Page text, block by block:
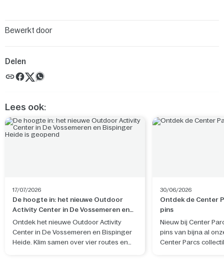
Bewerkt door
Delen
Lees ook:
17/07/2026
De hoogte in: het nieuwe Outdoor
Activity Center in De Vossemeren en
Bispinger Heide is geopend
Ontdek het nieuwe Outdoor Activity
Center in De Vossemeren en Bispinger
Heide. Klim samen over vier routes en
30/06/2026
Ontdek de Center
pins
Nieuw bij Center
pins van bijna al
Center Parcs